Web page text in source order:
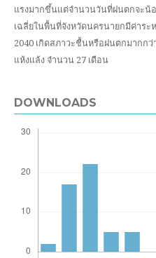
แรงมากขึ้นแต่จำนวนวันที่ฝนตกจะน้
เฉลี่ยในพื้นที่จังหวัดนครนายกมีค่าระ
2040 เกิดสภาวะชื้นหรือฝนตกมากก
แห้งแล้ง จำนวน 27 เดือน
DOWNLOADS